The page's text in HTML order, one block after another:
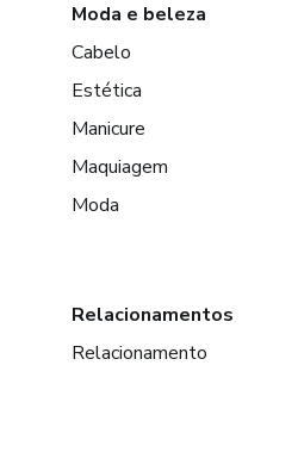
Moda e beleza
Cabelo
Estética
Manicure
Maquiagem
Moda
Relacionamentos
Relacionamento